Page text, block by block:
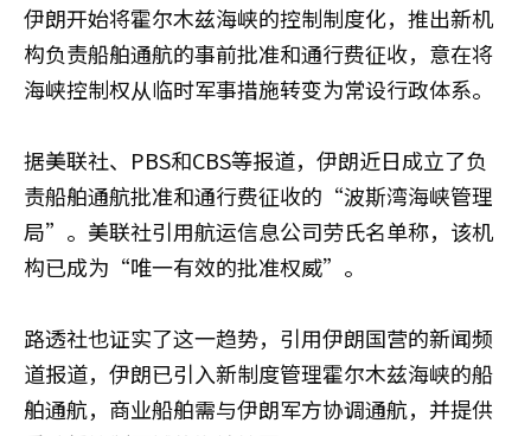
伊朗开始将霍尔木兹海峡的控制制度化，推出新机
构负责船舶通航的事前批准和通行费征收，意在将
海峡控制权从临时军事措施转变为常设行政体系。
据美联社、PBS和CBS等报道，伊朗近日成立了负
责船舶通航批准和通行费征收的“波斯湾海峡管理
局”。美联社引用航运信息公司劳氏名单称，该机
构已成为“唯一有效的批准权威”。
路透社也证实了这一趋势，引用伊朗国营的新闻频
道报道，伊朗已引入新制度管理霍尔木兹海峡的船
舶通航，商业船舶需与伊朗军方协调通航，并提供